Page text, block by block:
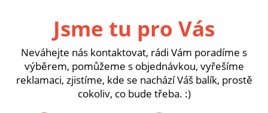
Jsme tu pro Vás
Neváhejte nás kontaktovat, rádi Vám poradíme s
výběrem, pomůžeme s objednávkou, vyřešíme
reklamaci, zjistíme, kde se nachází Váš balík, prostě
cokoliv, co bude třeba. :)